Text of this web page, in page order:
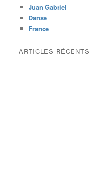
Juan Gabriel
Danse
France
ARTICLES RÉCENTS